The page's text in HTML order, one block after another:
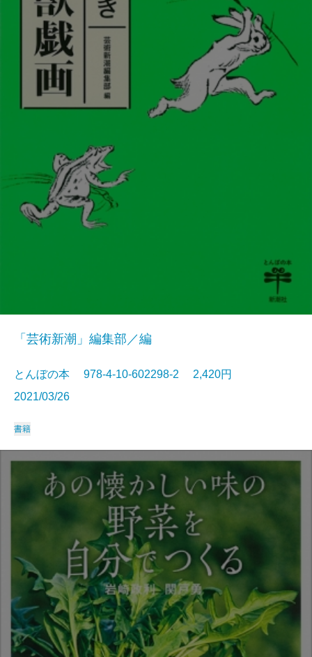
「芸術新潮」編集部／編
とんぼの本 978-4-10-602298-2 2,420円
2021/03/26
書籍